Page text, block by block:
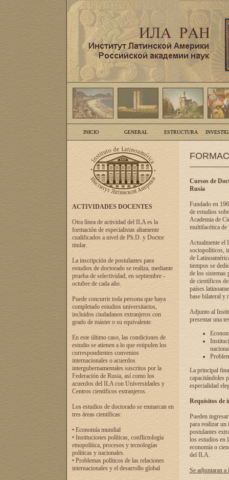
INICIO GENERAL ESTRUCTURA
ACTIVIDADES DOCENTES
Otra línea de actividad del ILA es la
formación de especialistas altamente
cualificados a nivel de Ph.D. y Doctor
titular.
La inscripción de postulantes para
estudios de doctorado se realiza, mediante
prueba de selectividad, en septiembre -
octubre de cada año.
Puede concurrir toda persona que haya
completado estudios universitarios,
incluidos ciudadanos extranjeros con
grado de máster o su equivalente.
En este último caso, las condiciones de
estudio se atienen a lo que estipulen los
correspondientes convenios
internacionales o acuerdos
intergubernamentales suscritos por la
Federación de Rusia, así como los
acuerdos del ILA con Universidades y
Centros científicos extranjeros.
Los estudios de doctorado se enmarcan en
tres áreas científicas:
• Economía mundial
• Instituciones políticas, conflictología
etnopolítica, procesos y tecnologías
políticas y nacionales.
• Problemas políticos de las relaciones
internacionales y el desarrollo global
Cursos de
Rusia
Fundado en
de estudios
Academia de
multifacética de
Actualmente el
sociopolíticos,
de
tiempos se
de los sistemas
de científicos
países
base bilateral y
Adjunto al
presentar una
La principal
capacitándoles
especialidad
Requisitos de
Pueden
para realizar un
postulantes
los estudios en
economía o
del ILA.
Se adjuntaran a